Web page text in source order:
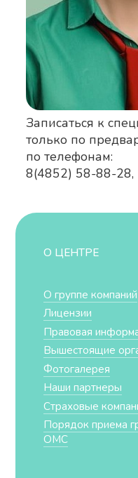
Записаться к
только по
по телефонам:
8(4852) 58-88-28,
О ЦЕНТРЕ
О группе компаний
Лицензии
Правовая
Вышестоящие
Фотогалерея
Наши партнеры
Страховые
Порядок приема
ОМС